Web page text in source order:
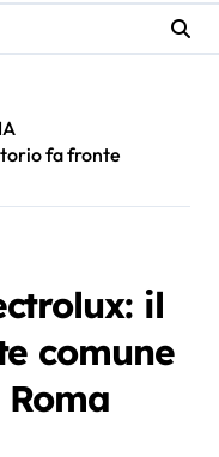
fa fronte
il
comune